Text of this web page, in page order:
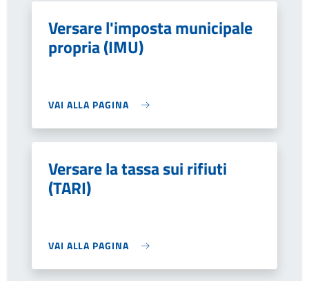
Versare l'imposta municipale
propria (IMU)
VAI ALLA PAGINA
Versare la tassa sui rifiuti
(TARI)
VAI ALLA PAGINA